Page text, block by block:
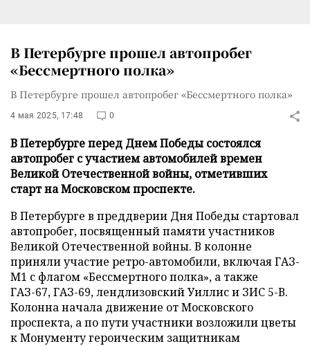
В Петербурге прошел автопробег
«Бессмертного полка»
В Петербурге прошел автопробег «Бессмертного полка»
4 мая 2025, 17:48 0
В Петербурге перед Днем Победы состоялся
автопробег с участием автомобилей времен
Великой Отечественной войны, отметивших
старт на Московском проспекте.
В Петербурге в преддверии Дня Победы стартовал
автопробег, посвященный памяти участников
Великой Отечественной войны. В колонне
приняли участие ретро-автомобили, включая ГАЗ-
М1 с флагом «Бессмертного полка», а также
ГАЗ-67, ГАЗ-69, лендлизовский Уиллис и ЗИС 5-В.
Колонна начала движение от Московского
проспекта, а по пути участники возложили цветы
к Монументу героическим защитникам